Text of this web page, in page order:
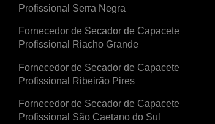
Profissional Serra Negra
Fornecedor de Secador de Capacete
Profissional Riacho Grande
Fornecedor de Secador de Capacete
Profissional Ribeirão Pires
Fornecedor de Secador de Capacete
Profissional São Caetano do Sul